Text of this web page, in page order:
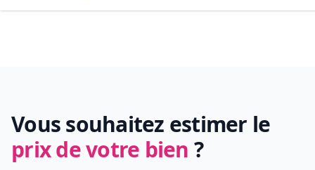
Vous souhaitez estimer le
prix de votre bien ?